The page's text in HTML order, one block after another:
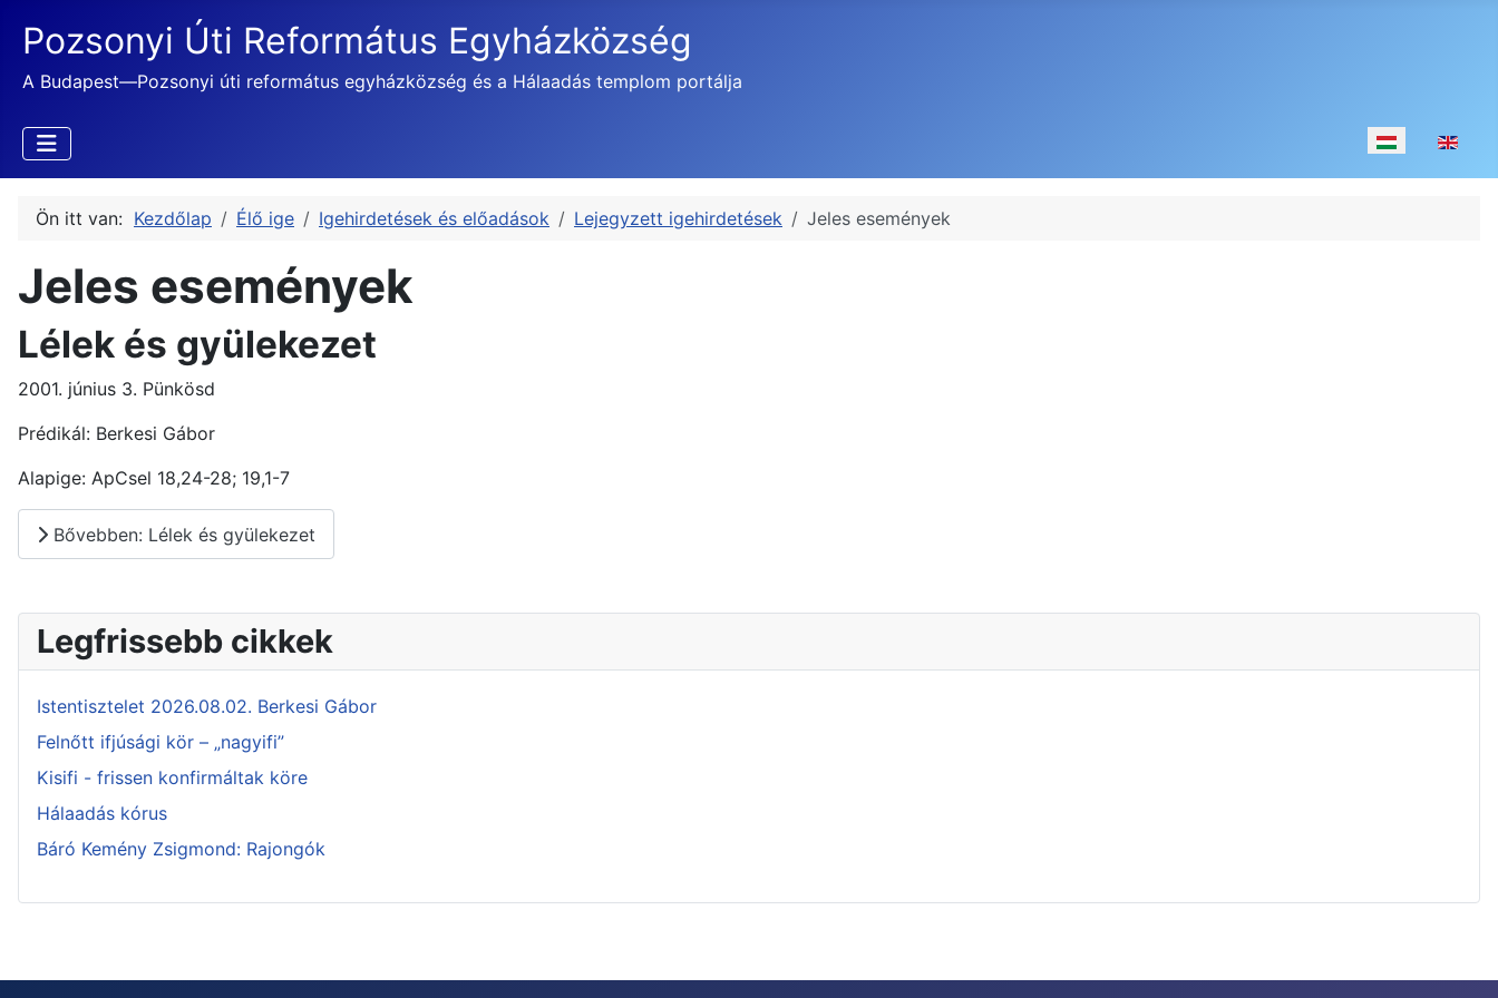
Pozsonyi Úti Református Egyházközség
A Budapest—Pozsonyi úti református egyházközség és a Hálaadás templom portálja
Válasszon
Ön itt van: Kezdőlap Élő ige Igehirdetések és előadások Lejegyzett igehirdetések Jeles események
Jeles események
Lélek és gyülekezet
2001. június 3. Pünkösd
Prédikál: Berkesi Gábor
Alapige: ApCsel 18,24-28; 19,1-7
Bővebben: Lélek és gyülekezet
Legfrissebb cikkek
Istentisztelet 2026.08.02. Berkesi Gábor
Felnőtt ifjúsági kör – „nagyifi”
Kisifi - frissen konfirmáltak köre
Hálaadás kórus
Báró Kemény Zsigmond: Rajongók